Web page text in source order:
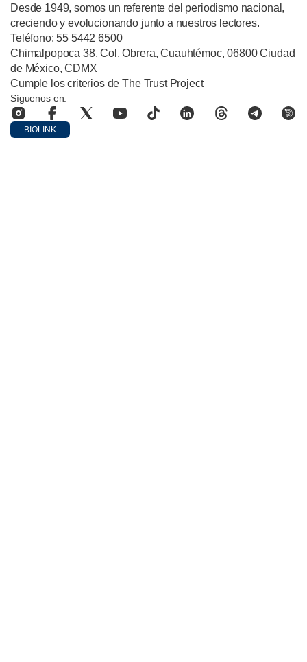
Desde 1949, somos un referente del periodismo nacional,
creciendo y evolucionando junto a nuestros lectores.
Teléfono: 55 5442 6500
Chimalpopoca 38, Col. Obrera, Cuauhtémoc, 06800 Ciudad
de México, CDMX
Cumple los criterios de The Trust Project
Síguenos en:
BIOLINK